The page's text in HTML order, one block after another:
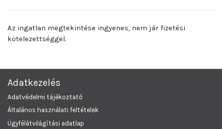
Az ingatlan megtekintése ingyenes, nem jár fizetési
kötelezettséggel.
Adatkezelés
Adatvédelmi tájékoztató
Általános használati feltételek
Ügyfélátvilágítási adatlap